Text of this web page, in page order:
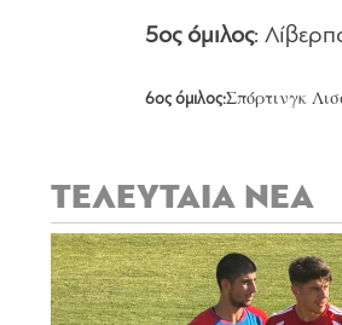
5ος όμιλος:
6ος όμιλος:Σπόρτινγκ
ΤΕΛΕΥΤΑΙΑ ΝΕΑ